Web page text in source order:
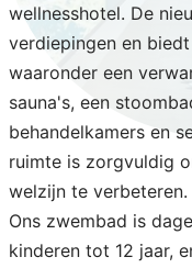
wellnesshotel. De
verdiepingen en
waaronder een
sauna's, een
behandelkamers en
ruimte is zorgvuldig
welzijn te verbeteren.
Ons zwembad is
kinderen tot 12 jaar,